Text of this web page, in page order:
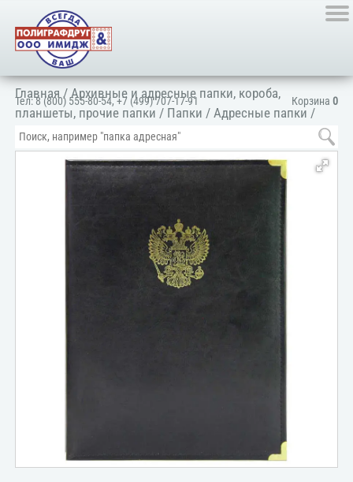
Корзина 0
Тел:8 (800) 555-80-54,+7 (499) 707-17-91
Главная/Архивные и адресные папки, короба,
планшеты, прочие папки / Папки /Адресные папки /
Папка адресная универсальная